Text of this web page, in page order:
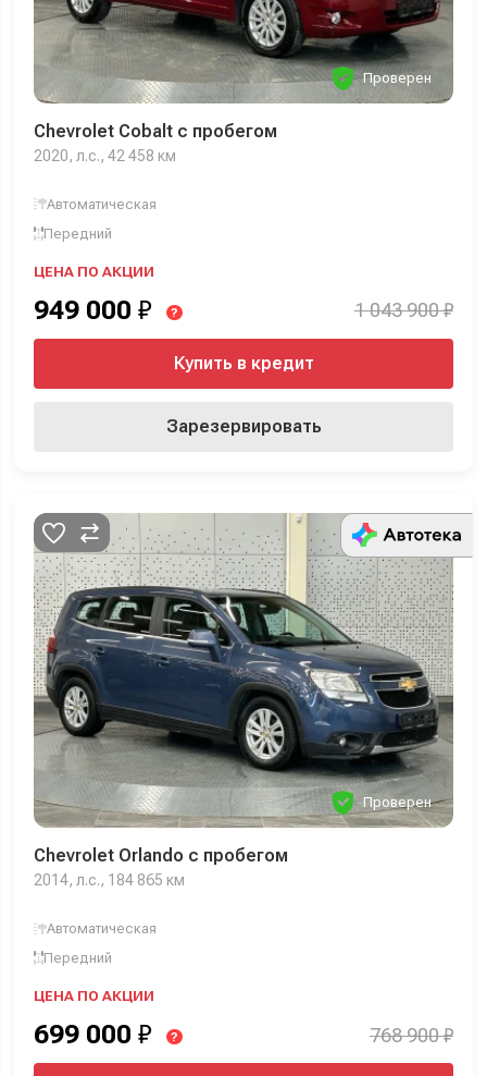
Проверен
Chevrolet Cobalt с пробегом
2020, л.с., 42 458 км
Автоматическая
Передний
ЦЕНА ПО АКЦИИ
949 000 ₽ ? 1 043 900 ₽
Купить в кредит
Зарезервировать
Проверен
Chevrolet Orlando с пробегом
2014, л.с., 184 865 км
Автоматическая
Передний
ЦЕНА ПО АКЦИИ
699 000 ₽ ? 768 900 ₽